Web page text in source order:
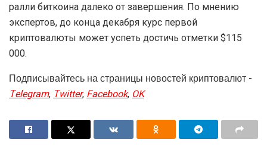
ралли биткоина далеко от завершения. По мнению
экспертов, до конца декабря курс первой
криптовалюты может успеть достичь отметки $115
000.
Подписывайтесь на страницы новостей криптовалют -
Telegram,Twitter,Facebook,OK